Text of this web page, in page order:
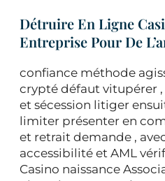
Détruire En Ligne
Entreprise Pour De
confiance méthode
crypté défaut vitupérer
et sécession litiger
limiter présenter en
et retrait demande ,
accessibilité et AML
Casino naissance